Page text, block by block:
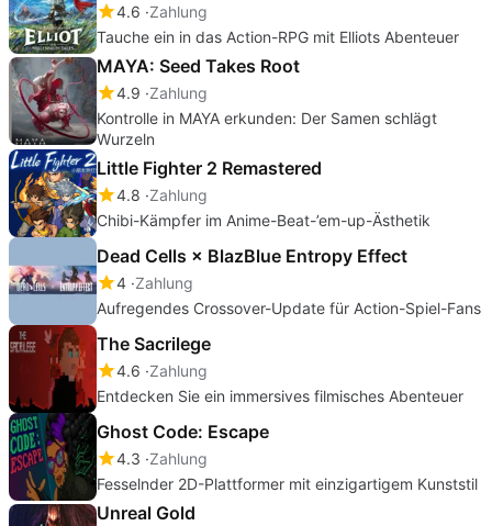
4.6 Zahlung
Tauche ein in das Action-RPG mit Elliots Abenteuer
MAYA: Seed Takes Root
4.9 Zahlung
Kontrolle in MAYA erkunden: Der Samen schlägt
Wurzeln
Little Fighter 2 Remastered
4.8 Zahlung
Chibi-Kämpfer im Anime-Beat-’em-up-Ästhetik
Dead Cells × BlazBlue Entropy Effect
4 Zahlung
Aufregendes Crossover-Update für Action-Spiel-Fans
The Sacrilege
4.6 Zahlung
Entdecken Sie ein immersives filmisches Abenteuer
Ghost Code: Escape
4.3 Zahlung
Fesselnder 2D-Plattformer mit einzigartigem Kunststil
Unreal Gold